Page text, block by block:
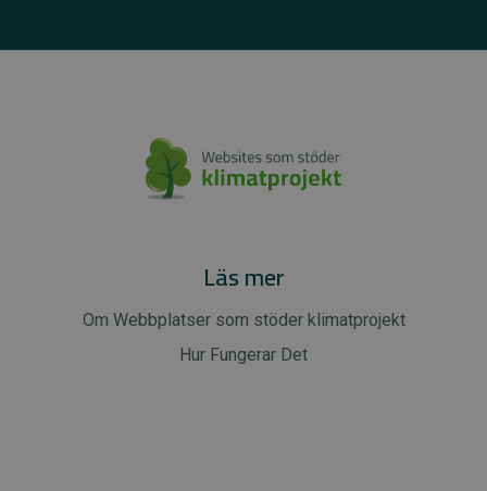
Läs mer
Om Webbplatser som stöder klimatprojekt
Hur Fungerar Det